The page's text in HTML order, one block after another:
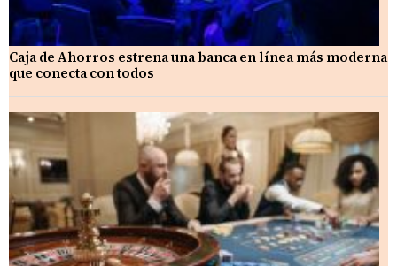
Caja de Ahorros estrena una banca en línea más moderna
que conecta con todos